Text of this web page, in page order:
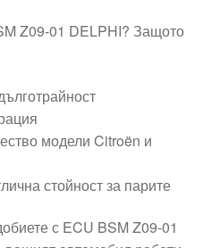
Z09-01 DELPHI? Защото
модели Citroën и
стойност за парите
с ECU BSM Z09-01